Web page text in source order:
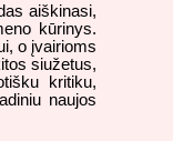
aiškinasi,
kūrinys.
o įvairioms
siužetus,
kritiku,
naujos